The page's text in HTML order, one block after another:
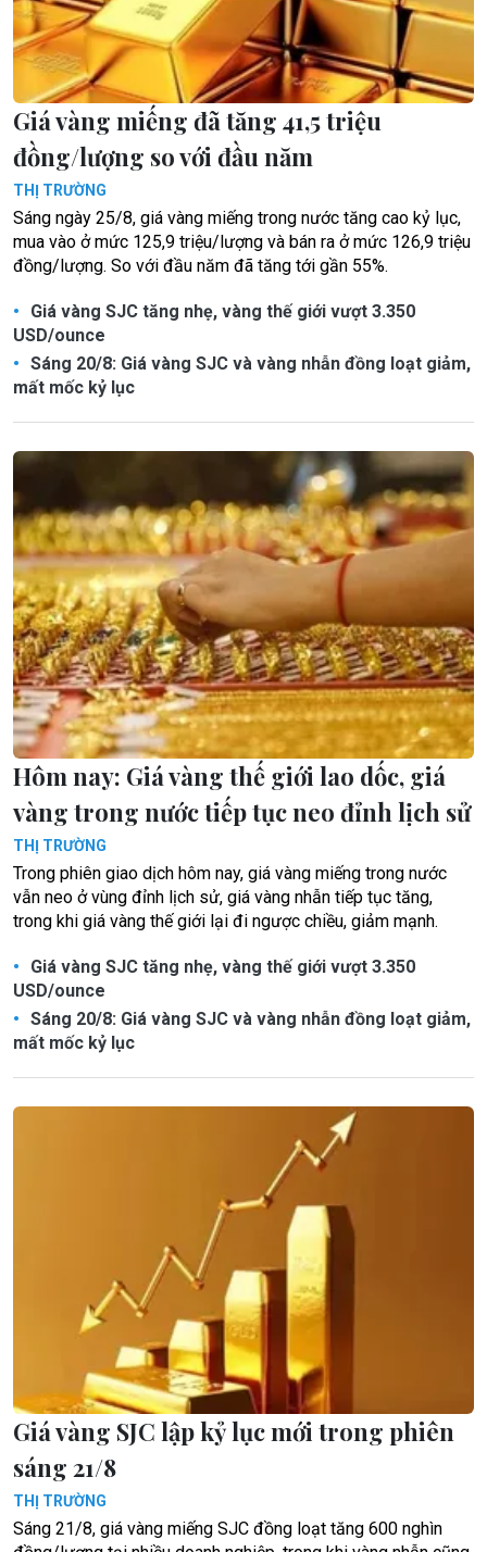
Giá vàng miếng đã tăng 41,5 triệu
đồng/lượng so với đầu năm
THỊ TRƯỜNG
Sáng ngày 25/8, giá vàng miếng trong nước tăng cao kỷ lục,
mua vào ở mức 125,9 triệu/lượng và bán ra ở mức 126,9 triệu
đồng/lượng. So với đầu năm đã tăng tới gần 55%.
Giá vàng SJC tăng nhẹ, vàng thế giới vượt 3.350
USD/ounce
Sáng 20/8: Giá vàng SJC và vàng nhẫn đồng loạt giảm,
mất mốc kỷ lục
Hôm nay: Giá vàng thế giới lao dốc, giá
vàng trong nước tiếp tục neo đỉnh lịch sử
THỊ TRƯỜNG
Trong phiên giao dịch hôm nay, giá vàng miếng trong nước
vẫn neo ở vùng đỉnh lịch sử, giá vàng nhẫn tiếp tục tăng,
trong khi giá vàng thế giới lại đi ngược chiều, giảm mạnh.
Giá vàng SJC tăng nhẹ, vàng thế giới vượt 3.350
USD/ounce
Sáng 20/8: Giá vàng SJC và vàng nhẫn đồng loạt giảm,
mất mốc kỷ lục
Giá vàng SJC lập kỷ lục mới trong phiên
sáng 21/8
THỊ TRƯỜNG
Sáng 21/8, giá vàng miếng SJC đồng loạt tăng 600 nghìn